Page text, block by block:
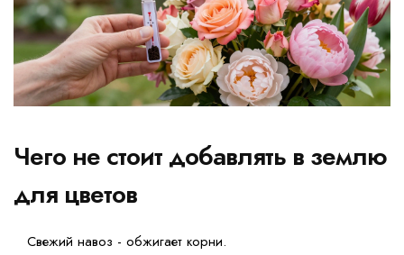
Чего не стоит добавлять в землю
для цветов
Свежий навоз - обжигает корни.